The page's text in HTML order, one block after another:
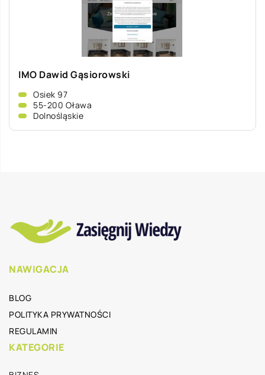
IMO Dawid Gąsiorowski
Osiek 97
55-200 Oława
Dolnośląskie
NAWIGACJA
BLOG
POLITYKA PRYWATNOŚCI
REGULAMIN
KATEGORIE